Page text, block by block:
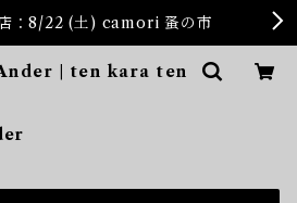
：8/22 (土) camori 蚤の市
| ten kara ten